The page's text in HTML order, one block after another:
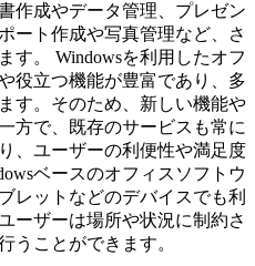
作成やデータ管理、プレゼン
ート作成や写真管理など、さ
す。 Windowsを利用したオフ
役立つ機能が豊富であり、多
す。そのため、新しい機能や
方で、既存のサービスも常に
、ユーザーの利便性や満足度
ベースのオフィスソフトウ
レットなどのデバイスでも利
ーザーは場所や状況に制約さ
うことができます。